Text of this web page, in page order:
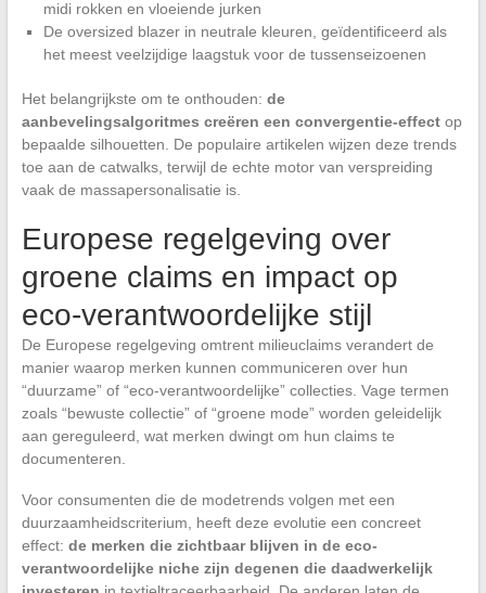
midi rokken en vloeiende jurken
De oversized blazer in neutrale kleuren, geïdentificeerd als
het meest veelzijdige laagstuk voor de tussenseizoenen
Het belangrijkste om te onthouden: de
aanbevelingsalgoritmes creëren een convergentie-effectop
bepaalde silhouetten. De populaire artikelen wijzen deze trends
toe aan de catwalks, terwijl de echte motor van verspreiding
vaak de massapersonalisatie is.
Europese regelgeving over
groene claims en impact op
eco-verantwoordelijke stijl
De Europese regelgeving omtrent milieuclaims verandert de
manier waarop merken kunnen communiceren over hun
“duurzame” of “eco-verantwoordelijke” collecties. Vage termen
zoals “bewuste collectie” of “groene mode” worden geleidelijk
aan gereguleerd, wat merken dwingt om hun claims te
documenteren.
Voor consumenten die de modetrends volgen met een
duurzaamheidscriterium, heeft deze evolutie een concreet
effect: de merken die zichtbaar blijven in de eco-
verantwoordelijke niche zijn degenen die daadwerkelijk